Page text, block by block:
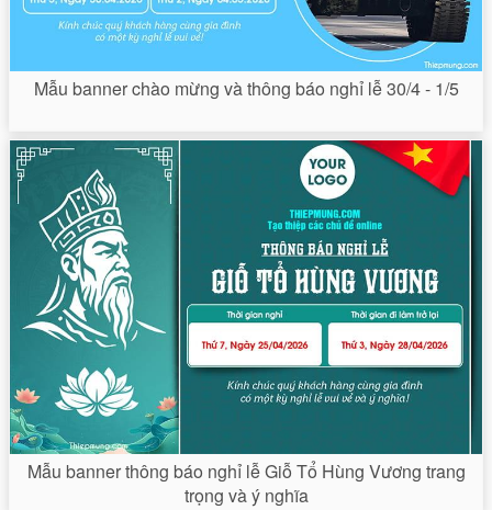
Mẫu banner chào mừng và thông báo nghỉ lễ 30/4 - 1/5
Mẫu banner thông báo nghỉ lễ Giỗ Tổ Hùng Vương trang
trọng và ý nghĩa